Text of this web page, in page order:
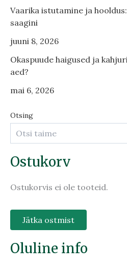
Vaarika istutamine ja
saagini
juuni 8, 2026
Okaspuude haigused ja
aed?
mai 6, 2026
Otsing
Ostukorv
Ostukorvis ei ole tooteid.
Jätka ostmist
Oluline info